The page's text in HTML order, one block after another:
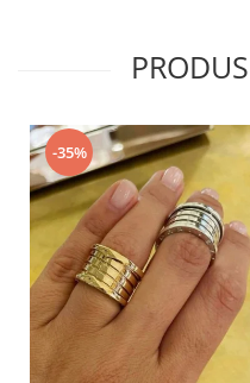
-35%